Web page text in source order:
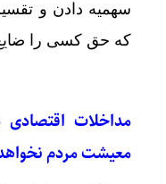
سهمیه دادن و
که حق کسی را
مداخلات
معیشت مردم